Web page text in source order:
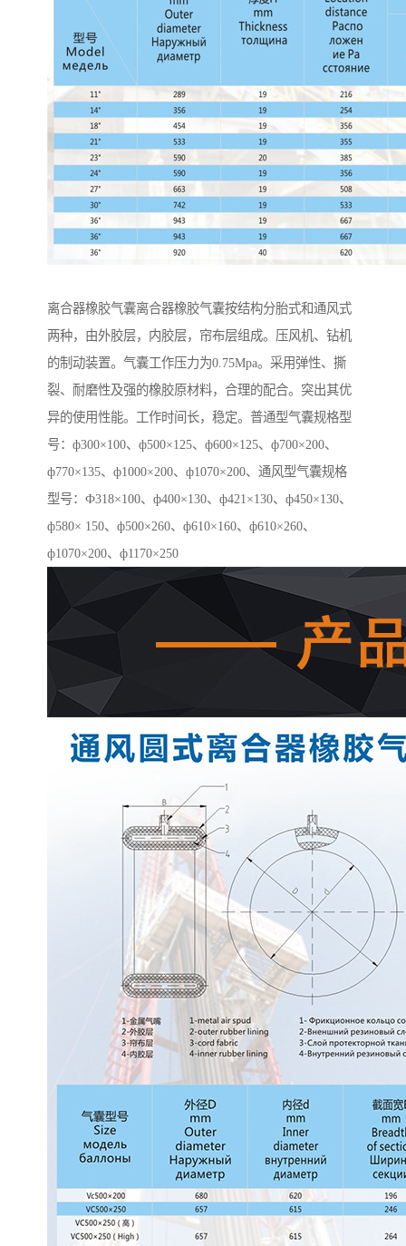
离合器橡胶气囊离合器橡胶气囊按结构分胎式和通风式
两种，由外胶层，内胶层，帘布层组成。压风机、钻机
的制动装置。气囊工作压力为0.75Mpa。采用弹性、撕
裂、耐磨性及强的橡胶原材料，合理的配合。突出其优
异的使用性能。工作时间长，稳定。普通型气囊规格型
号：ф300×100、ф500×125、ф600×125、ф700×200、
ф770×135、ф1000×200、ф1070×200、通风型气囊规格
型号：Ф318×100、ф400×130、ф421×130、ф450×130、
ф580× 150、ф500×260、ф610×160、ф610×260、
ф1070×200、ф1170×250